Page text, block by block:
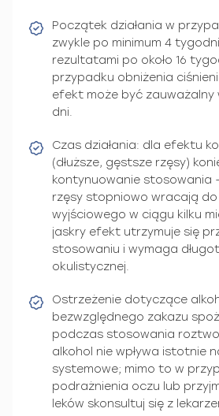
Początek działania w
zwykle po minimum 4
rezultatami po około 16
przypadku obniżenia
efekt może być zauważalny
dni.
Czas działania: dla efektu
(dłuższe, gęstsze rzęsy)
kontynuowanie stosowania
rzęsy stopniowo wracają
wyjściowego w ciągu kilku
jaskry efekt utrzymuje się
stosowaniu i wymaga
okulistycznej.
Ostrzeżenie dotyczące
bezwzględnego zakazu
podczas stosowania
alkohol nie wpływa istotnie
systemowe; mimo to w
podrażnienia oczu lub
leków skonsultuj się z